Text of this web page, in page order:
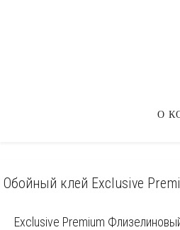
О
Обойный клей Exclusive
Exclusive Premium